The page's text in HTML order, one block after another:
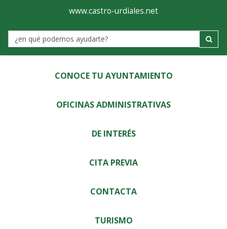
Ayuntamiento
de
Castro-
Urdiales
www.castro-urdiales.net
Label
CONOCE TU AYUNTAMIENTO
OFICINAS ADMINISTRATIVAS
DE INTERÉS
CITA PREVIA
CONTACTA
TURISMO